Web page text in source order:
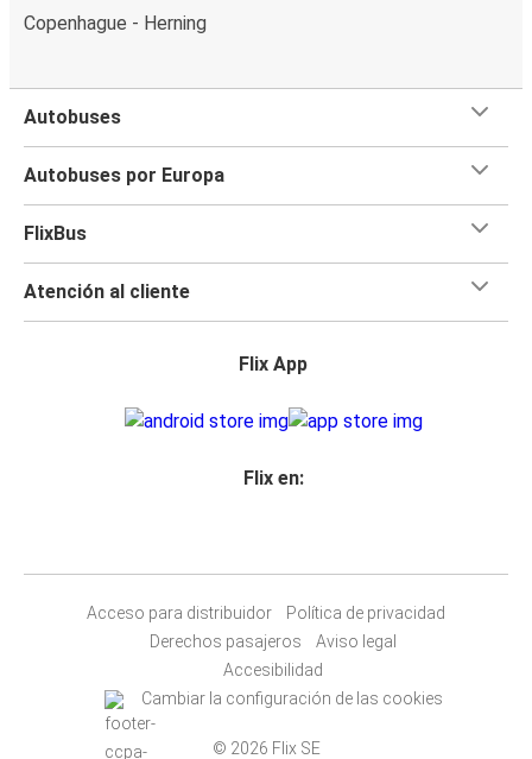
Copenhague - Herning
Autobuses
Autobuses por Europa
FlixBus
Atención al cliente
Flix App
Flix en:
Acceso para distribuidor
Política de privacidad
Derechos pasajeros
Aviso legal
Accesibilidad
Cambiar la configuración de las cookies
© 2026 Flix SE